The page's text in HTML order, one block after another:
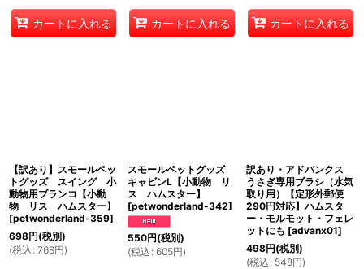
カートに入れる カートに入れる カートに入れる
【訳あり】スモールペッ
トグッズ スイング 小
動物用ブランコ【小動
物 リス ハムスター】
[petwonderland-359]
698円(税別)
(税込 : 768円)
スモールペットグッズ
キャビンL【小動物 リ
ス ハムスター】
[petwonderland-342]
550円(税別)
(税込 : 605円)
訳あり・アドバンクス
うさぎ専用ブラシ（水気
取り用）【定形外郵便
290円対応】ハムスタ
ー・モルモット・フェレ
ットにも [advanx01]
498円(税別)
(税込 : 548円)